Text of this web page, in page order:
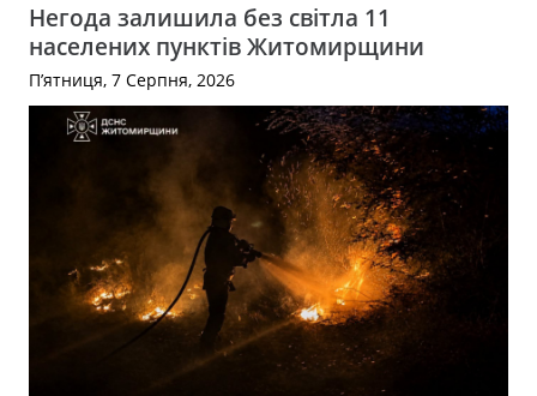
Негода залишила без світла 11
населених пунктів Житомирщини
П’ятниця, 7 Серпня, 2026